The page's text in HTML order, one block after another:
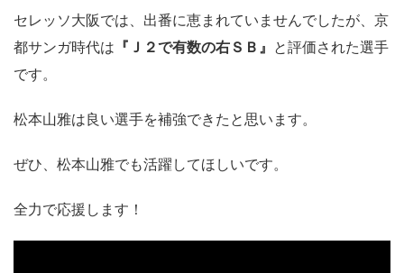
セレッソ大阪では、出番に恵まれていませんでしたが、京
都サンガ時代は 『Ｊ２で有数の右ＳＢ』 と評価された選手
です。
松本山雅は良い選手を補強できたと思います。
ぜひ、松本山雅でも活躍してほしいです。
全力で応援します！